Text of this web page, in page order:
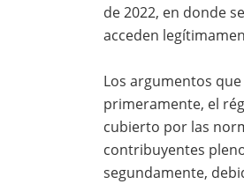
de 2022, en donde
acceden
Los argumentos
primeramente, el
cubierto por las
contribuyentes
segundamente,